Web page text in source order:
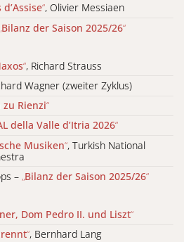
“, Olivier Messiaen
„Bilanz der Saison 2025/26“
“, Richard Strauss
Wagner (zweiter Zyklus)
zu Rienzi“
della Valle d’Itria 2026“
Musiken“, Turkish National
– „Bilanz der Saison 2025/26“
Dom Pedro II. und Liszt“
“, Bernhard Lang